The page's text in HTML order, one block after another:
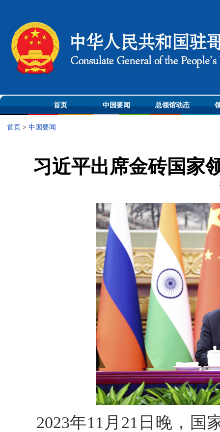
首页 中国要闻 总领馆动态
首页 > 中国要闻
习近平出席金砖国家
2023年11月21日晚，国